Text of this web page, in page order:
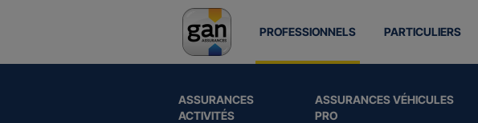
PROFESSIONNELS
ASSURANCES
ACTIVITÉS
ASSURANCES VÉHICULES
PRO
PARTICULIERS